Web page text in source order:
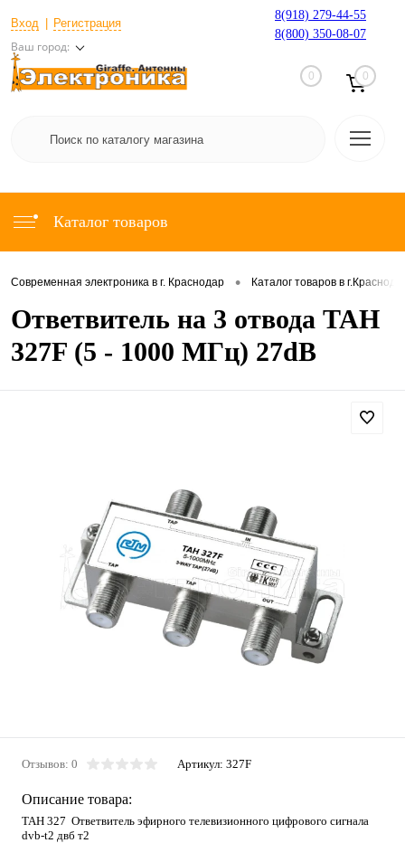
Вход Регистрация
Ваш город:
8(918) 279-44-55
8(800) 350-08-07
0 0
Каталог товаров
Современная электроника в г. Краснодар • Каталог товаров в
Ответвитель на 3 отвода TAH
327F (5 - 1000 МГц) 27dB
Отзывов: 0 Артикул: 327F
Описание товара:
ТАН 327 Ответвитель эфирного телевизионного цифрового сигнала
dvb-t2 двб т2